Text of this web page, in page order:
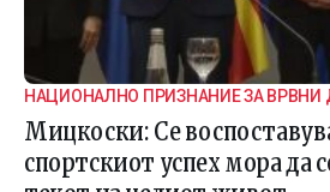
НАЦИОНАЛНО ПРИЗНАНИЕ ЗА
Мицкоски: Се
спортскиот успех мора да